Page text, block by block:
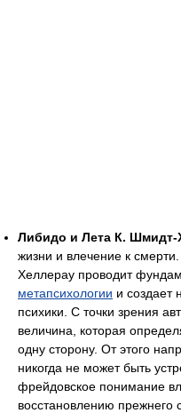
Либидо и Лета К. Шмидт-
жизни и влечение к
Хеллерау проводит
метапсихологии и создает
психики. С точки зрения
величина, которая
одну сторону. От этого
никогда не может быть
фрейдовское понимание
восстановлению прежнего